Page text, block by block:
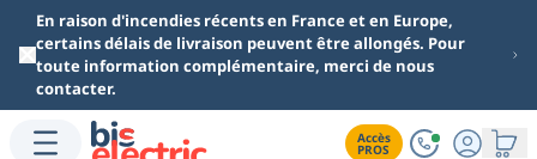
Aller au contenu principal
En raison d'incendies récents en France et en Europe,
certains délais de livraison peuvent être allongés. Pour
toute information complémentaire, merci de nous
contacter.
Accès
PROS